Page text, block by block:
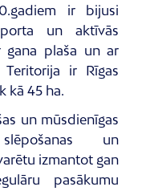
ir bijusi
un aktīvās
gana plaša un ar
ir Rīgas
kā 45 ha.
un mūsdienīgas
un
izmantot gan
pasākumu